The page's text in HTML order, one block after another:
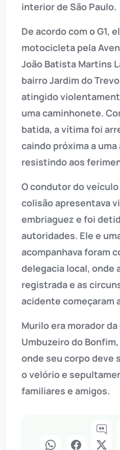
interior de São Paulo.
De acordo com o G1,
motocicleta pela
João Batista Martins
bairro Jardim do
atingido
uma caminhonete.
batida, a vítima foi
caindo próxima a
resistindo aos
O condutor do
colisão apresentava
embriaguez e foi
autoridades. Ele e
acompanhava foram
delegacia local, onde
registrada e as
acidente começaram
Murilo era morador
Umbuzeiro do
onde seu corpo deve
o velório e
familiares e amigos.